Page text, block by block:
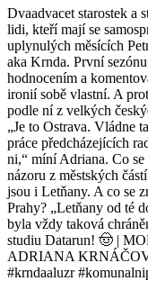
Dvaadvacet starostek a
lidi, kteří mají se
uplynulých měsících
aka Krnda. První
hodnocením a
ironií sobě vlastní. A
podle ní z velkých
„Je to Ostrava. Vládne
práce předcházejících
ni,“ míní Adriana. Co
názoru z městských
jsou i Letňany. A co se
Prahy? „Letňany od té
byla vždy taková
studiu Datarun! 🤠 |
⁠⁠ADRIANA
#krndaaluzr